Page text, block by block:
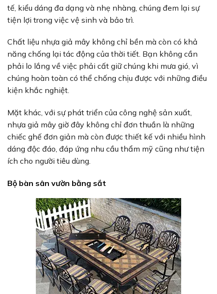
tế, kiểu dáng đa dạng và nhẹ nhàng, chúng đem lại sự
tiện lợi trong việc vệ sinh và bảo trì.
Chất liệu nhựa giả mây không chỉ bền mà còn có khả
năng chống lại tác động của thời tiết. Bạn không cần
phải lo lắng về việc phải cất giữ chúng khi mưa gió, vì
chúng hoàn toàn có thể chống chịu được với những điều
kiện khắc nghiệt.
Mặt khác, với sự phát triển của công nghệ sản xuất,
nhựa giả mây giờ đây không chỉ đơn thuần là những
chiếc ghế đơn giản mà còn được thiết kế với nhiều hình
dáng độc đáo, đáp ứng nhu cầu thẩm mỹ cũng như tiện
ích cho người tiêu dùng.
Bộ bàn sân vườn bằng sắt